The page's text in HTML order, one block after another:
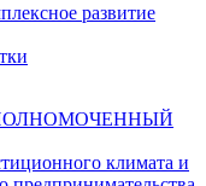
развитие
климата и